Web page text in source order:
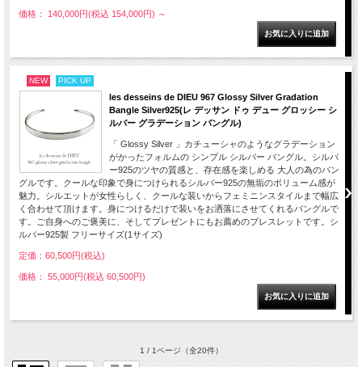
価格： 140,000円(税込 154,000円) ～
NEW PICK UP
les desseins de DIEU 967 Glossy Silver Gradation
Bangle Silver925(レ デッサン ドゥ デュー グロッシー シ
ルバー グラデーション バングル)
「 Glossy Silver 」カチューシャのようなグラデーション
がかったフォルムの シンプル シルバー バングル。シルバ
ー925のツヤの質感と、存在感を楽しめる 大人の為のバン
グルです。クールな印象で身につけられるシルバー925の無垢のボリューム感が
魅力。シルエットが女性らしく、クールな装いからフェミニンスタイルまで幅広
く合わせて頂けます。身につけるだけで装いをお洒落にさせてくれるバングルで
す。ご自身へのご褒美に、そしてプレゼントにもお薦めのブレスレットです。シ
ルバー925製 フリーサイズ(1サイズ)
定価：60,500円(税込)
価格： 55,000円(税込 60,500円)
1 / 1ページ（全20件）